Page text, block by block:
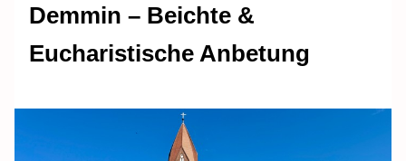
Demmin – Beichte &
Eucharistische Anbetung